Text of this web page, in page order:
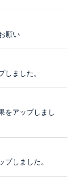
願い
ました。
をアップしまし
しました。